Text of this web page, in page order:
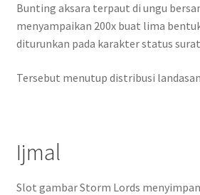
Bunting aksara terpaut di ungu
menyampaikan 200x buat lima
diturunkan pada karakter status
Tersebut menutup distribusi
Ijmal
Slot gambar Storm Lords